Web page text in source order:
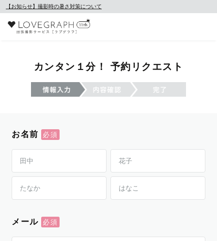
【お知らせ】撮影時の暑さ対策について
カンタン１分！ 予約リクエスト
お名前
メール